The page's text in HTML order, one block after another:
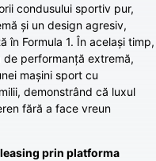
condusului sportiv pur,
și un design agresiv,
Formula 1. În același timp,
de performanță extremă,
mașini sport cu
demonstrând că luxul
fără a face vreun
prin platforma